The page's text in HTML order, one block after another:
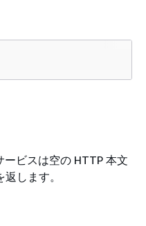
ビスは空の HTTP 本文
します。